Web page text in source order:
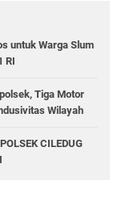
untuk Warga Slum
RI
Tiga Motor
Wilayah
CILEDUG